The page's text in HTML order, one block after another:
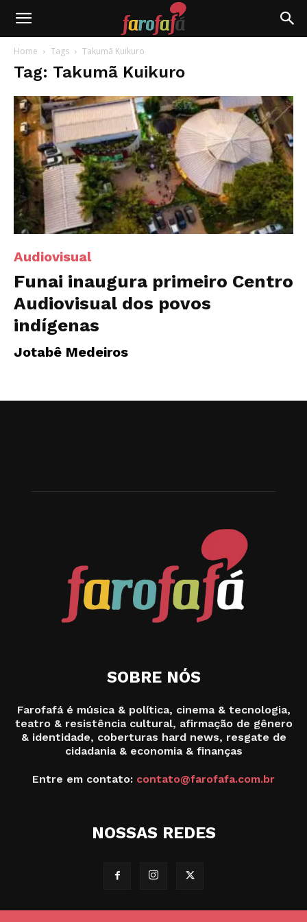
Farofafá
Home Tags Takumã Kuikuro
Tag: Takumã Kuikuro
Audiovisual
Funai inaugura primeiro Centro
Audiovisual dos povos
indígenas
Jotabê Medeiros
SOBRE NÓS
Farofafá é música & política, cinema & tecnologia,
teatro & resistência cultural, afirmação de gênero
& identidade, coberturas hard news, resgate de
cidadania & economia & finanças
Entre em contato: contato@farofafa.com.br
NOSSAS REDES